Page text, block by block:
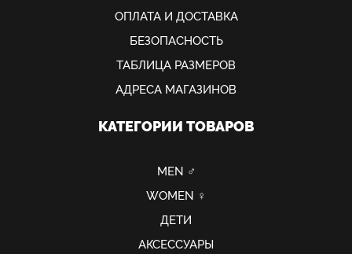
ОПЛАТА И ДОСТАВКА
БЕЗОПАСНОСТЬ
ТАБЛИЦА РАЗМЕРОВ
АДРЕСА МАГАЗИНОВ
КАТЕГОРИИ ТОВАРОВ
MEN ♂
WOMEN ♀
ДЕТИ
АКСЕССУАРЫ